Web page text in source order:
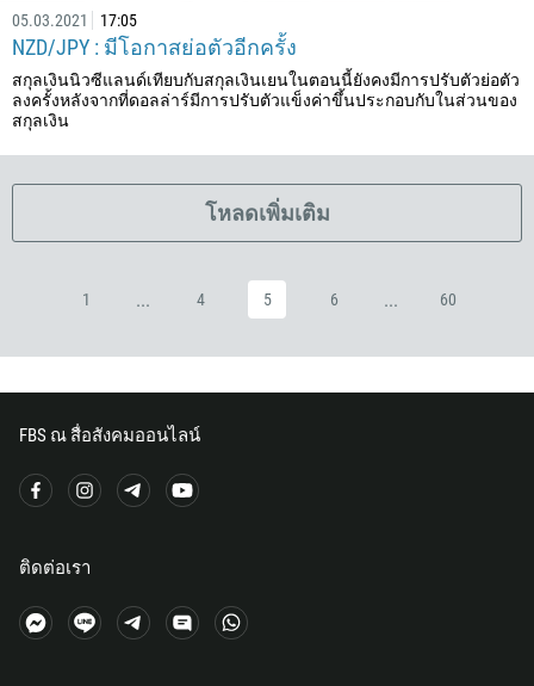
05.03.2021 17:05
NZD/JPY : มีโอกาสย่อตัวอีกครั้ง
สกุลเงินนิวซีแลนด์เทียบกับสกุลเงินเยนในตอนนี้ยังคงมีการปรับตัวย่อตัว
ลงครั้งหลังจากที่ดอลล่าร์มีการปรับตัวแข็งค่าขึ้นประกอบกับในส่วนของ
สกุลเงิน
โหลดเพิ่มเติม
1 ... 4 5 6 ... 60
FBS ณ สื่อสังคมออนไลน์
ติดต่อเรา
593
20
503
291
298
594
689
49